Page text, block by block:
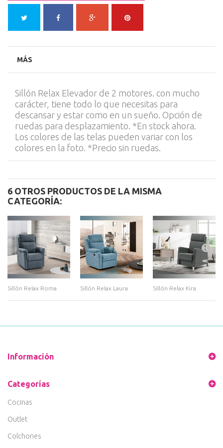
MÁS
Sillón Relax Elevador de 2 motores. con mucho
carácter, tiene todo lo que necesitas para
descansar y estar como en un sueño. Opción de
ruedas para desplazamiento. *En stock ahora.
Los colores de las telas pueden variar con los
colores en la foto. *Precio sin ruedas.
6 OTROS PRODUCTOS DE LA MISMA
CATEGORÍA:
Sillón Relax Roma Sillón Relax Laura Sillón Relax Kira
Información
Categorías
Cocinas
Outlet
Colchones